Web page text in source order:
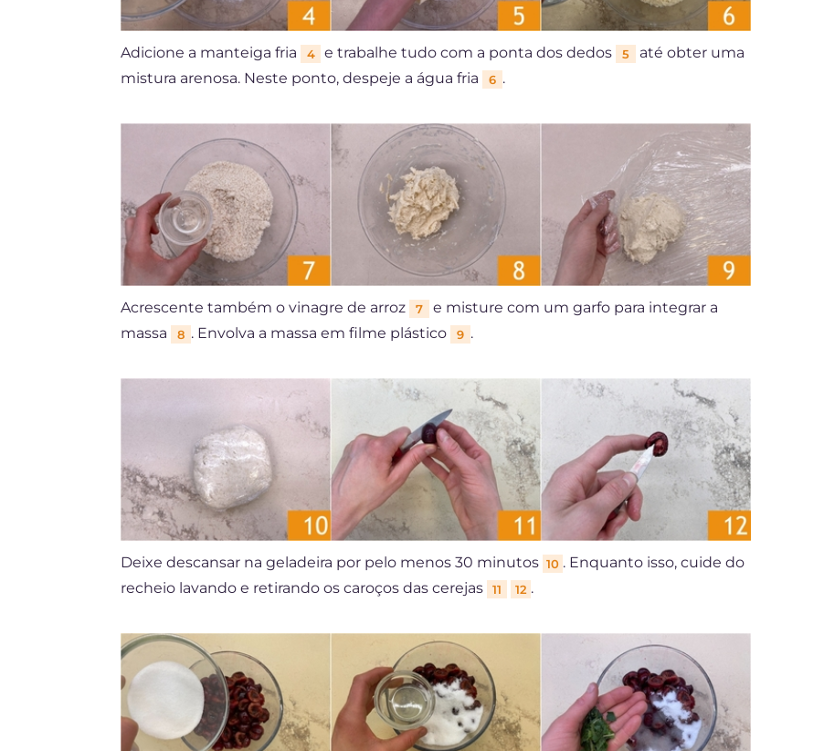
Adicione a manteiga fria 4 e trabalhe tudo com a ponta dos dedos 5
até obter uma
mistura arenosa. Neste ponto, despeje a água fria
6 .
Acrescente também o vinagre de arroz 7
e misture com um garfo para integrar a
massa
8 . Envolva a massa em filme plástico 9 .
Deixe descansar na geladeira por pelo menos 30 minutos 10 . Enquanto isso, cuide do
recheio lavando e retirando os caroços das cerejas
11 12 .